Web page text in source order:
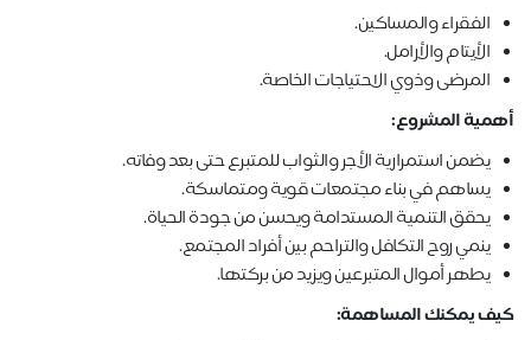
الفقراء والمساكين.
الأيتام والأرامل.
المرضى وذوي الاحتياجات الخاصة.
أهمية المشروع:
يضمن استمرارية الأجر والثواب للمتبرع حتى بعد وفاته.
يساهم في بناء مجتمعات قوية ومتماسكة.
يحقق التنمية المستدامة ويحسن من جودة الحياة.
ينمي روح التكافل والتراحم بين أفراد المجتمع.
يطهر أموال المتبرعين ويزيد من بركتها.
كيف يمكنك المساهمة: